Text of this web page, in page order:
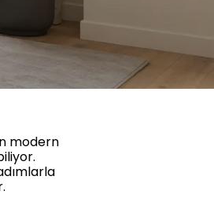
modern